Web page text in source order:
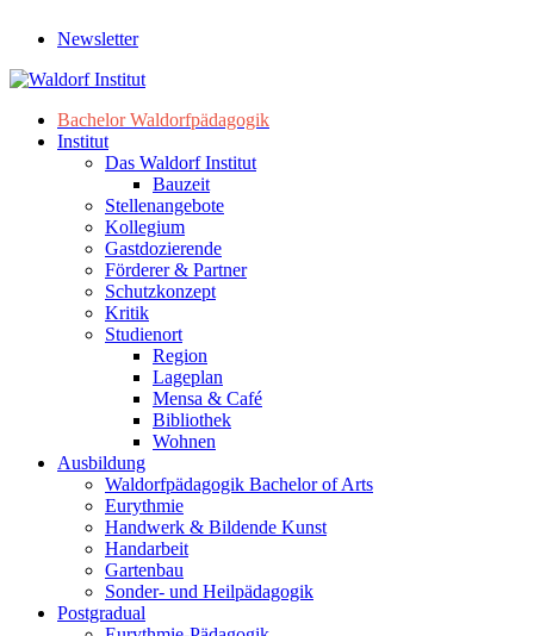
Newsletter
Bachelor Waldorfpädagogik
Institut
Das Waldorf Institut
Bauzeit
Stellenangebote
Kollegium
Gastdozierende
Förderer & Partner
Schutzkonzept
Kritik
Studienort
Region
Lageplan
Mensa & Café
Bibliothek
Wohnen
Ausbildung
Waldorfpädagogik Bachelor of Arts
Eurythmie
Handwerk & Bildende Kunst
Handarbeit
Gartenbau
Sonder- und Heilpädagogik
Postgradual